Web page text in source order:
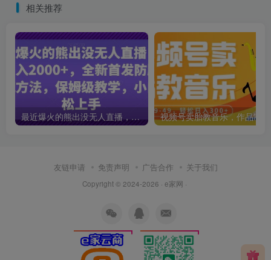
相关推荐
最近爆火的熊出没无人直播，轻松日入2000+，全新首发防版权违规方法【揭秘】
友链申请 免责声明 广告合作 关于我们
Copyright © 2024-2026 · e家网 ·